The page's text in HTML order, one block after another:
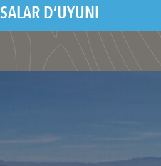
D’UYUNI